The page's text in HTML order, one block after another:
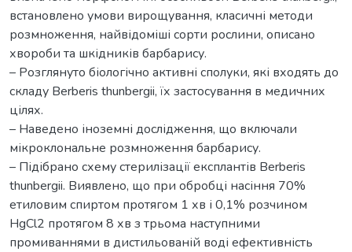
встановлено умови вирощування, класичні методи
розмноження, найвідоміші сорти рослини, описано
хвороби та шкідників барбарису.
– Розглянуто біологічно активні сполуки, які входять до
складу Berberis thunbergii, їх застосування в медичних
цілях.
– Наведено іноземні дослідження, що включали
мікроклональне розмноження барбарису.
– Підібрано схему стерилізації експлантів Berberis
thunbergii. Виявлено, що при обробці насіння 70%
етиловим спиртом протягом 1 хв і 0,1% розчином
HgCl2 протягом 8 хв з трьома наступними
промиваннями в дистильованій воді ефективність